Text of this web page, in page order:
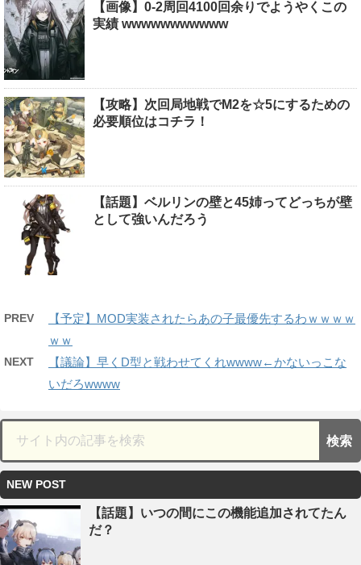
【画像】0-2周回4100回余りでようやくこの
実績 wwwwwwwwwww
【攻略】次回局地戦でM2を☆5にするための
必要順位はコチラ！
【話題】ベルリンの壁と45姉ってどっちが壁
として強いんだろう
PREV
【予定】MOD実装されたらあの子最優先するわｗｗｗｗ
ｗｗ
NEXT
【議論】早くD型と戦わせてくれwwww←かないっこな
いだろwwww
NEW POST
【話題】いつの間にこの機能追加されてたん
だ？